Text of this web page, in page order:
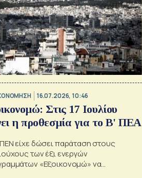
16.07.2026, 10:46
Στις 17 Ιουλίου
η προθεσμία για το Β' ΠΕΑ
είχε δώσει παράταση στους
των έξι ενεργών
«Εξοικονομώ» να